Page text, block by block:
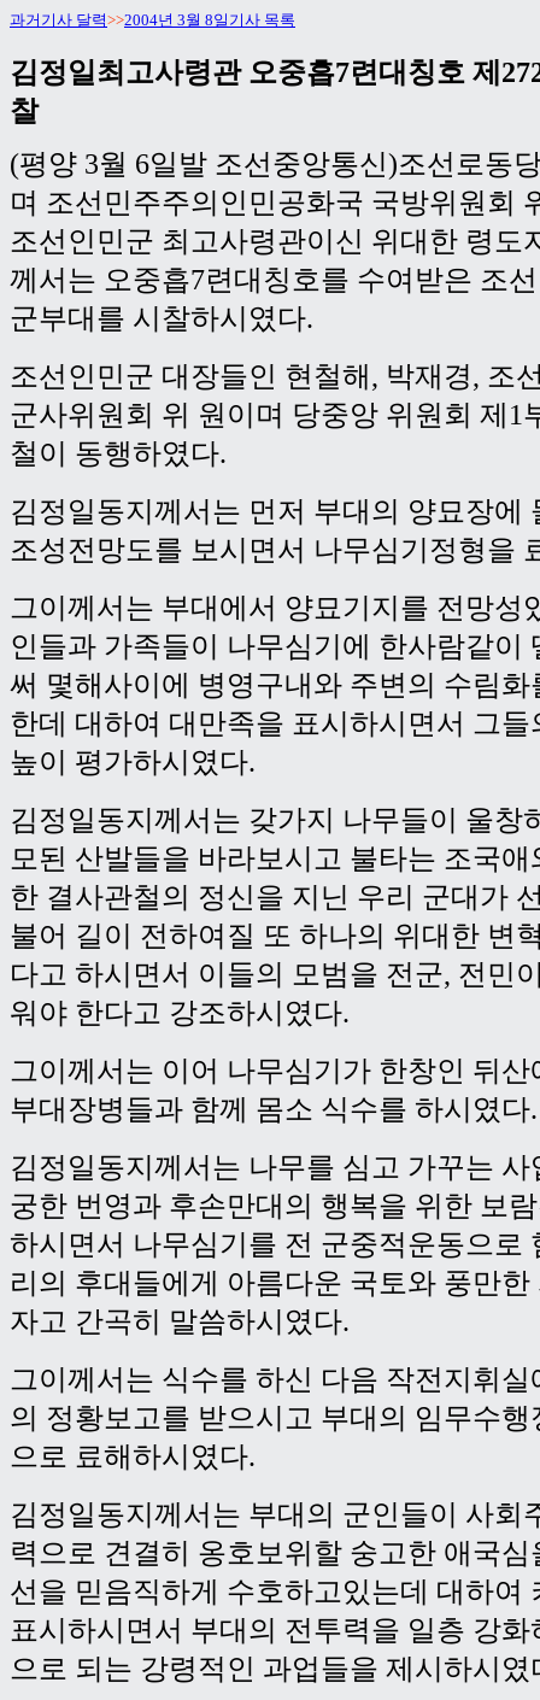
과거기사 달력>>2004년 3월 8일기사 목록
김정일최고사령관 오중흡7련대칭호 제
찰
(평양 3월 6일발 조선중앙통신)조선로동
며 조선민주주의인민공화국 국방위원회
조선인민군 최고사령관이신 위대한 령도
께서는 오중흡7련대칭호를 수여받은 조
군부대를 시찰하시였다.
조선인민군 대장들인 현철해, 박재경, 조
군사위원회 위 원이며 당중앙 위원회 제1
철이 동행하였다.
김정일동지께서는 먼저 부대의 양묘장에
조성전망도를 보시면서 나무심기정형을
그이께서는 부대에서 양묘기지를 전망성
인들과 가족들이 나무심기에 한사람같이
써 몇해사이에 병영구내와 주변의 수림화
한데 대하여 대만족을 표시하시면서 그
높이 평가하시였다.
김정일동지께서는 갖가지 나무들이 울창
모된 산발들을 바라보시고 불타는 조국
한 결사관철의 정신을 지닌 우리 군대가
불어 길이 전하여질 또 하나의 위대한 변
다고 하시면서 이들의 모범을 전군, 전민
워야 한다고 강조하시였다.
그이께서는 이어 나무심기가 한창인 뒤
부대장병들과 함께 몸소 식수를 하시였다.
김정일동지께서는 나무를 심고 가꾸는
궁한 번영과 후손만대의 행복을 위한 보
하시면서 나무심기를 전 군중적운동으로
리의 후대들에게 아름다운 국토와 풍만
자고 간곡히 말씀하시였다.
그이께서는 식수를 하신 다음 작전지휘
의 정황보고를 받으시고 부대의 임무수
으로 료해하시였다.
김정일동지께서는 부대의 군인들이 사회
력으로 견결히 옹호보위할 숭고한 애국
선을 믿음직하게 수호하고있는데 대하여
표시하시면서 부대의 전투력을 일층 강
으로 되는 강령적인 과업들을 제시하시였